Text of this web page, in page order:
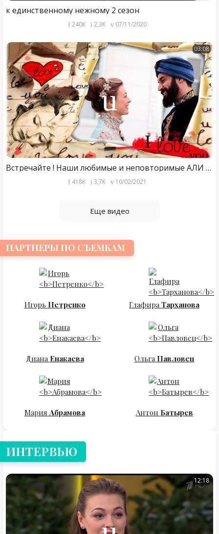
к единственному нежному 2 сезон
240K 2,3K 07/11/2020
03:08
Встречайте ! Наши любимые и неповторимые АЛИ ЭРСАН ДУРУ И АЛЕКСАНДРА НИКИФОРОВА
418K 3,7K 10/02/2021
Еще видео
ПАРТНЕРЫ ПО СЪЕМКАМ
Игорь Петренко Глафира Тарханова
Диана Енакаева Ольга Павловец
Мария Абрамова Антон Батырев
ИНТЕРВЬЮ
12:18